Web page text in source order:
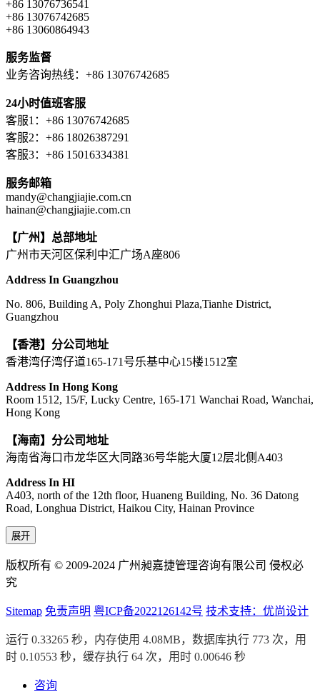
+86 13076736541
+86 13076742685
+86 13060864943
服务监督
业务咨询热线：+86 13076742685
24小时值班客服
客服1：+86 13076742685
客服2：+86 18026387291
客服3：+86 15016334381
服务邮箱
mandy@changjiajie.com.cn
hainan@changjiajie.com.cn
【广州】总部地址
广州市天河区保利中汇广场A座806
Address In Guangzhou
No. 806, Building A, Poly Zhonghui Plaza,Tianhe District,
Guangzhou
【香港】分公司地址
香港湾仔湾仔道165-171号乐基中心15楼1512室
Address In Hong Kong
Room 1512, 15/F, Lucky Centre, 165-171 Wanchai Road, Wanchai,
Hong Kong
【海南】分公司地址
海南省海口市龙华区大同路36号华能大厦12层北侧A403
Address In HI
A403, north of the 12th floor, Huaneng Building, No. 36 Datong
Road, Longhua District, Haikou City, Hainan Province
展开
版权所有 © 2009-2024 广州昶嘉捷管理咨询有限公司 侵权必
究
Sitemap 免责声明 粤ICP备2022126142号 技术支持：优尚设计
运行 0.33265 秒，内存使用 4.08MB，数据库执行 773 次，用
时 0.10553 秒，缓存执行 64 次，用时 0.00646 秒
咨询